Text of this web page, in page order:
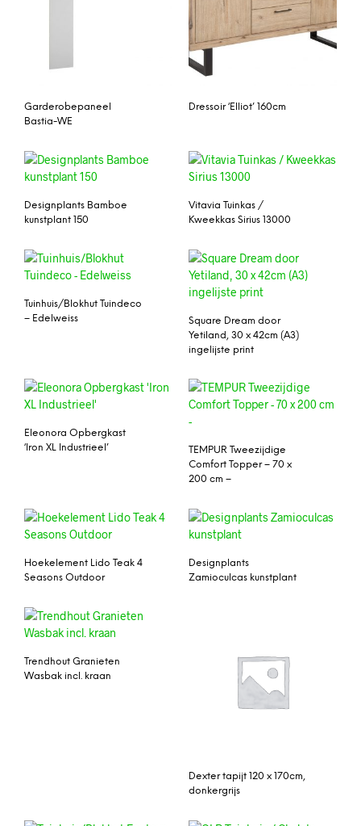
Garderobepaneel
Bastia-WE
Dressoir ‘Elliot’ 160cm
Designplants Bamboe
kunstplant 150
Vitavia Tuinkas /
Kweekkas Sirius 13000
Tuinhuis/Blokhut Tuindeco
– Edelweiss
Square Dream door
Yetiland, 30 x 42cm (A3)
ingelijste print
Eleonora Opbergkast
‘Iron XL Industrieel’
TEMPUR Tweezijdige
Comfort Topper – 70 x
200 cm –
Hoekelement Lido Teak 4
Seasons Outdoor
Designplants
Zamioculcas kunstplant
Trendhout Granieten
Wasbak incl. kraan
Dexter tapijt 120 x 170cm,
donkergrijs